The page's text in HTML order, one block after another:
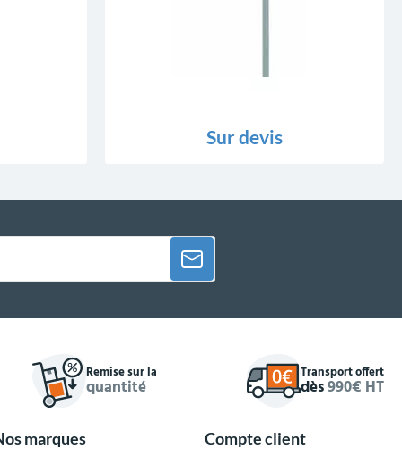
Sur devis
Remise sur la
quantité
Transport offert
dès990€ HT
marques Compte client